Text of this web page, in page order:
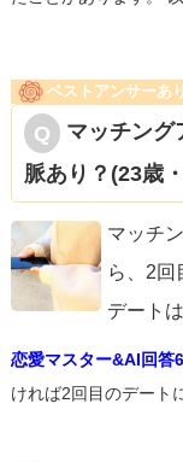
ベストアンサーあり
マッチング
脈あり？(23歳・
マッチ
ら、2回
デート
恋愛マスター&AI回答
ければ2回目のデート